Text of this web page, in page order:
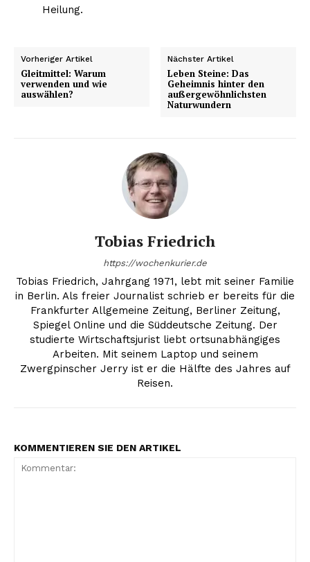
Erhalte unseren
kostenlosen Newsletter
Heilung.
Vorheriger Artikel
Gleitmittel: Warum
verwenden und wie
auswählen?
Nächster Artikel
Leben Steine: Das
Geheimnis hinter den
außergewöhnlichsten
Naturwundern
Tobias Friedrich
https://wochenkurier.de
Tobias Friedrich, Jahrgang 1971, lebt mit seiner Familie
in Berlin. Als freier Journalist schrieb er bereits für die
Frankfurter Allgemeine Zeitung, Berliner Zeitung,
Spiegel Online und die Süddeutsche Zeitung. Der
studierte Wirtschaftsjurist liebt ortsunabhängiges
Arbeiten. Mit seinem Laptop und seinem
Zwergpinscher Jerry ist er die Hälfte des Jahres auf
Reisen.
KOMMENTIEREN SIE DEN ARTIKEL